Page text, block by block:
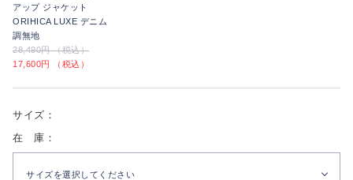
アップ ジャケット
ORIHICA LUXE デニム
調無地
28,490円 （税込）
17,600円 （税込）
サイズ：
在 庫：
サイズを選択してください